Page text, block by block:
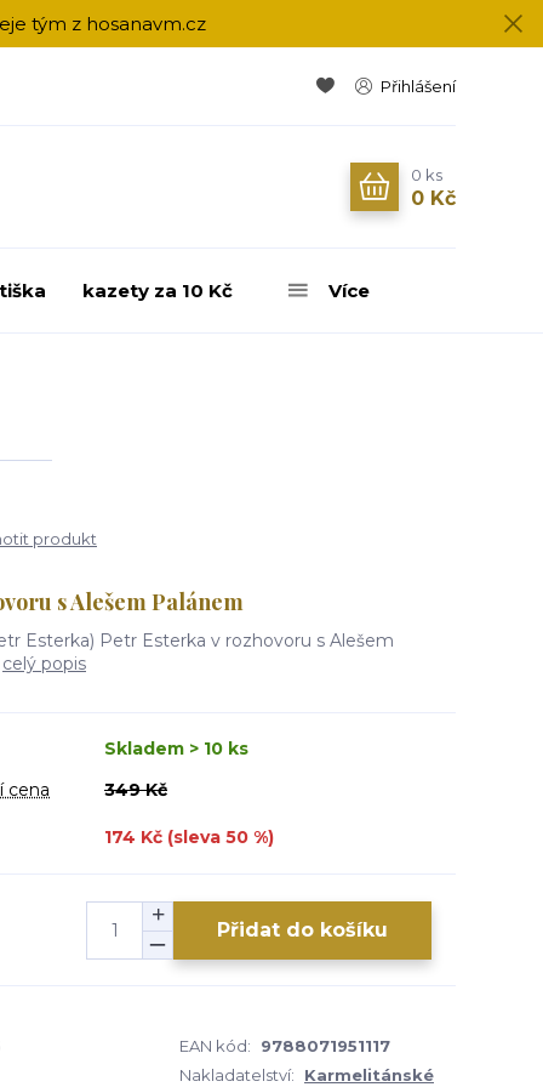
tým z hosanavm.cz
Přihlášení
0 ks
0 Kč
kazety za 10 Kč Více
produkt
s Alešem Palánem
Esterka) Petr Esterka v rozhovoru s Alešem
celý popis
Skladem > 10 ks
cena
349 Kč
174 Kč (sleva 50 %)
Přidat do košíku
EAN kód:
9788071951117
Nakladatelství:
Karmelitánské